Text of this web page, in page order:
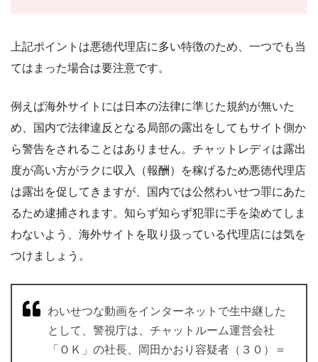
上記ポイントは悪徳代理店に多い特徴のため、一つでも当
てはまった場合は要注意です。
例えば海外サイトには日本の法律に準じた規約が無いた
め、国内で法律違反となる局部の露出をしてもサイト側か
ら警告をされることはありません。チャットレディは露出
度が高い方がラクに収入（報酬）を稼げるため悪徳代理店
は露出を促してきますが、国内では公然わいせつ罪にあた
るため逮捕されます。知らず知らず犯罪に手を染めてしま
わないよう、海外サイトを取り扱っている代理店には気を
つけましょう。
わいせつな動画をインターネットで生中継した
として、警視庁は、チャットルーム運営会社
「ＯＫ」の社長、岡田かおり容疑者（３０）＝